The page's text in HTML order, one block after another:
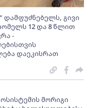
გივი
12 და 8 წლით
-
დაეკისრათ
მორიგი